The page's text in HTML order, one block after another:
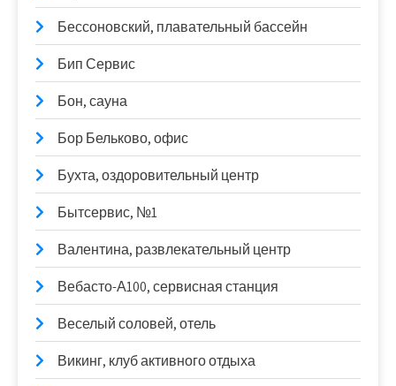
Бессоновский, плавательный бассейн
Бип Сервис
Бон, сауна
Бор Бельково, офис
Бухта, оздоровительный центр
Бытсервис, №1
Валентина, развлекательный центр
Вебасто-А100, сервисная станция
Веселый соловей, отель
Викинг, клуб активного отдыха